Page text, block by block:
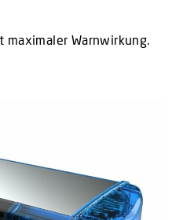
Warnwirkung.